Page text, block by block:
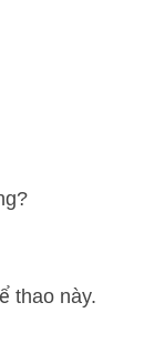
thao này.